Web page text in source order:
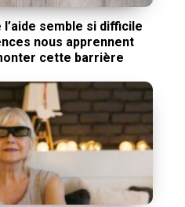
semble si difficile
nous apprennent
cette barrière